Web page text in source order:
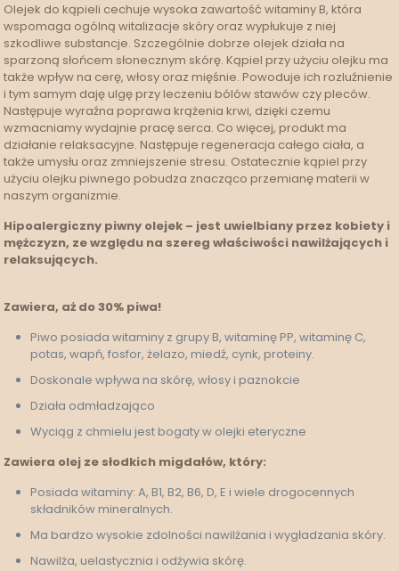
Olejek do kąpieli cechuje wysoka zawartość witaminy B, która
wspomaga ogólną witalizacje skóry oraz wypłukuje z niej
szkodliwe substancje. Szczególnie dobrze olejek działa na
sparzoną słońcem słonecznym skórę. Kąpiel przy użyciu olejku ma
także wpływ na cerę, włosy oraz mięśnie. Powoduje ich rozluźnienie
i tym samym daję ulgę przy leczeniu bólów stawów czy pleców.
Następuje wyraźna poprawa krążenia krwi, dzięki czemu
wzmacniamy wydajnie pracę serca. Co więcej, produkt ma
działanie relaksacyjne. Następuje regeneracja całego ciała, a
także umysłu oraz zmniejszenie stresu. Ostatecznie kąpiel przy
użyciu olejku piwnego pobudza znacząco przemianę materii w
naszym organizmie.
Hipoalergiczny piwny olejek – jest uwielbiany przez kobiety i
mężczyzn, ze względu na szereg właściwości nawilżających i
relaksujących.
Zawiera, aż do 30% piwa!
Piwo posiada witaminy z grupy B, witaminę PP, witaminę C,
potas, wapń, fosfor, żelazo, miedź, cynk, proteiny.
Doskonale wpływa na skórę, włosy i paznokcie
Działa odmładzająco
Wyciąg z chmielu jest bogaty w olejki eteryczne
Zawiera olej ze słodkich migdałów, który:
Posiada witaminy: A, B1, B2, B6, D, E i wiele drogocennych
składników mineralnych.
Ma bardzo wysokie zdolności nawilżania i wygładzania skóry.
Nawilża, uelastycznia i odżywia skórę.